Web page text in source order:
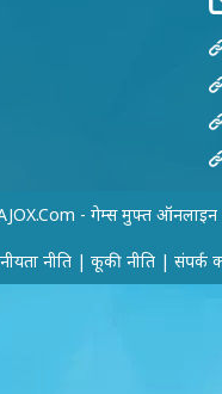
- गेम्स मुफ्त ऑनलाइन
नीति| कूकी नीति| संपर्क